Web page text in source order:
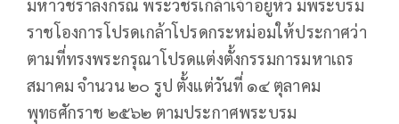
มหาวชิราลงกรณ พระวชิรเกล้าเจ้าอยู่หัว มีพระบรม
ราชโองการโปรดเกล้าโปรดกระหม่อมให้ประกาศว่า
ตามที่ทรงพระกรุณาโปรดแต่งตั้งกรรมการมหาเถร
สมาคม จำนวน ๒๐ รูป ตั้งแต่วันที่ ๑๔ ตุลาคม
พุทธศักราช ๒๕๖๒ ตามประกาศพระบรม